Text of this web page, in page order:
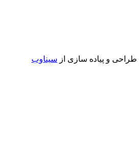
طراحی و پیاده سازی از سیناوب